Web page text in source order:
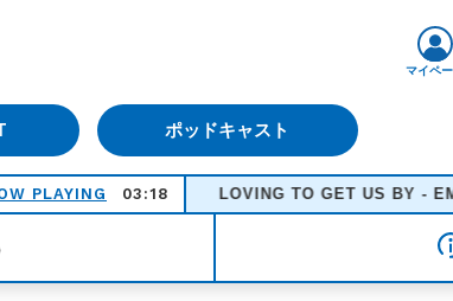
ポッドキャスト
マイペ
PLAYING 03:18LOVING TO GET US BY - EMNW